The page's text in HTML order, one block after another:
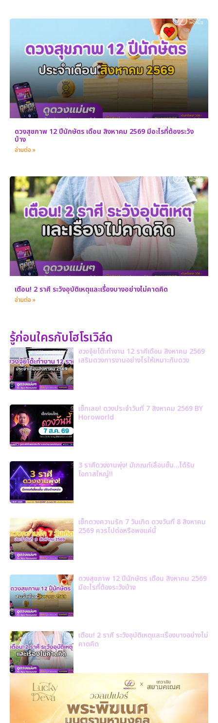
ดวงสุขภาพ 12 ปีนักษัตร เดือน สิงหาคม 2569 มีอะไรที่ต้องระวัง
บ้าง
อ่านต่อ »
เตือน! 2 ราศี ระวังอุบัติเหตุและเรื่องบางอย่างไม่คาดคิด
อ่านต่อ »
รู้ก่อนใครกับโฮโรเวิล์ด
ฮวงจุ้ยโต๊ะทำงาน 12 ราศีเดือน สิงหาคม 2569
เสริมดวงการงานอย่างไรให้เหมาะกับดวง
เช็กเลย! ดวงประจำวันที่ 7 สิงหาคม 2569 BY
Horoworld
3 ราศีดวงงานพุ่ง! มีเกณฑ์เลื่อนขั้น…ได้รับ
โอกาสใหญ่!!
เช็กดวงความรัก 7 วันเกิด ดวงวันที่ 8 สิงหาคม
2569 ควรไปต่อหรือพอแค่นี้
ดวงสุขภาพ 12 ปีนักษัตร เดือน สิงหาคม 2569
มีอะไรที่ต้องระวังบ้าง
เตือน! 2 ราศี ระวังอุบัติเหตุและเรื่องบางอย่างไม่
คาดคิด